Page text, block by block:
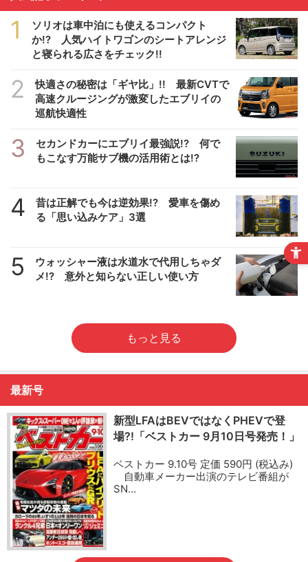
1
ソリオは車中泊にも使えるコンパクト
か!? 人気ハイトワゴンのシートアレンジ
と寝られる広さをチェック!!
2
快適さの秘密は「ギヤ比」!! 最新CVTで
高速クルージングが激変したエブリイの
巡航快適性
3
セカンドカーにエブリイ最強説!? 何で
もこなす万能サブ機の活用術とは!?
4
昔は正解でも今は逆効果!? 愛車を傷め
る「思い込みケア」3選
5
ウォッシャー液は水道水で代用しちゃダ
メ!? 意外と知らない正しい使い方
もっと見る
最新号
新型LFAはBEVではなくPHEVで登
場?!「ベストカー 9月10日号発売！」
ベストカー 9.10号 定価 590円 (税込み)
自動車メーカー出演のテレビ番組が
SN…